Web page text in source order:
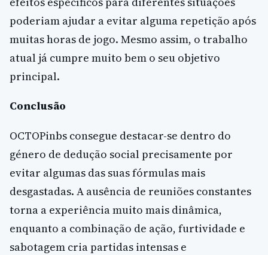
poderiam ajudar a evitar alguma repetição após
muitas horas de jogo. Mesmo assim, o trabalho
atual já cumpre muito bem o seu objetivo
principal.
Conclusão
OCTOPinbs consegue destacar-se dentro do
género de dedução social precisamente por
evitar algumas das suas fórmulas mais
desgastadas. A ausência de reuniões constantes
torna a experiência muito mais dinâmica,
enquanto a combinação de ação, furtividade e
sabotagem cria partidas intensas e